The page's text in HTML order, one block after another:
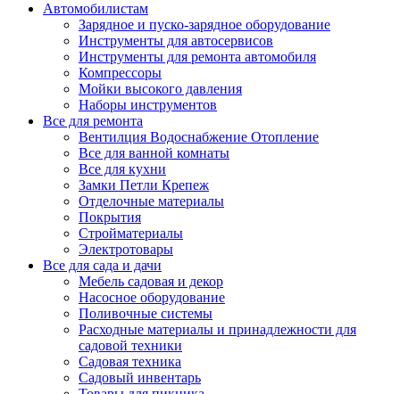
Автомобилистам
Зарядное и пуско-зарядное оборудование
Инструменты для автосервисов
Инструменты для ремонта автомобиля
Компрессоры
Мойки высокого давления
Наборы инструментов
Все для ремонта
Вентилция Водоснабжение Отопление
Все для ванной комнаты
Все для кухни
Замки Петли Крепеж
Отделочные материалы
Покрытия
Стройматериалы
Электротовары
Все для сада и дачи
Мебель садовая и декор
Насосное оборудование
Поливочные системы
Расходные материалы и принадлежности для
садовой техники
Садовая техника
Садовый инвентарь